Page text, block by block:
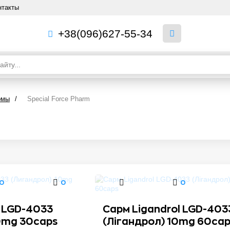
+38(096)627-55-34
/ Special Force Pharm
0
4033
30caps
0
Сарм Ligandrol LGD-
(Лігандрол) 10mg